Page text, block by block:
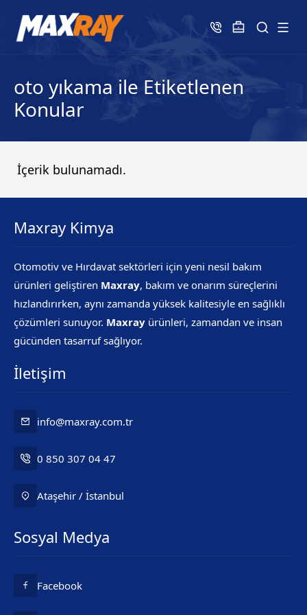
oto yıkama ile Etiketlenen
Konular
İçerik bulunamadı.
Maxray Kimya
Otomotiv ve Hırdavat sektörleri için yeni nesil bakım
ürünleri geliştiren Maxray, bakım ve onarım süreçlerini
hızlandırırken, aynı zamanda yüksek kalitesiyle en sağlıklı
çözümleri sunuyor. Maxray ürünleri, zamandan ve insan
gücünden tasarruf sağlıyor.
İletişim
info@maxray.com.tr
0 850 307 04 47
Ataşehir / İstanbul
Sosyal Medya
Facebook